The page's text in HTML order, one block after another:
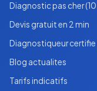
Diagnostic pas cher
Devis gratuit en 2 min
Diagnostiqueur certifie
Blog actualites
Tarifs indicatifs